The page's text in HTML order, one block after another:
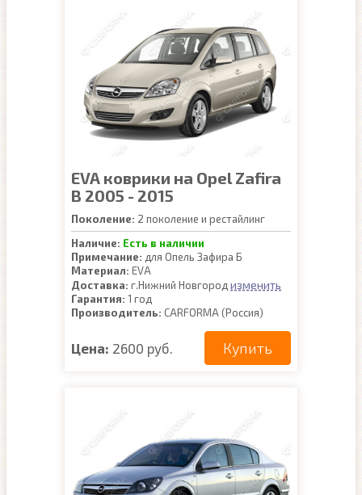
EVA коврики на Opel Zafira
B 2005 - 2015
Поколение: 2 поколение и рестайлинг
Наличие: Есть в наличии
Примечание: для Опель Зафира Б
Материал: EVA
Доставка: г.Нижний Новгород изменить
Гарантия: 1 год
Производитель: CARFORMA (Россия)
Цена: 2600 руб. Купить